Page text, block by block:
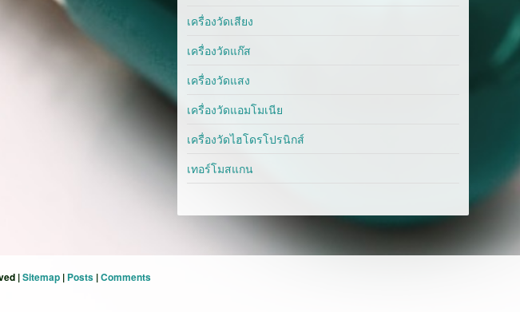
เครื่องวัดเสียง
เครื่องวัดแก๊ส
เครื่องวัดแสง
เครื่องวัดแอมโมเนีย
เครื่องวัดไฮโดรโปรนิกส์
เทอร์โมสแกน
|Sitemap | Posts |Comments